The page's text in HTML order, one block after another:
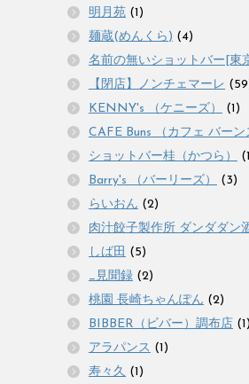
明月苑 (1)
麺蔵(めんくら) (4)
名前の無いショットバー[東
【閉店】ノンチェマーレ
KENNY's （ケニーズ）
(1)
CAFE Buns （カフェ バーン
ショットバー桂（かつら）
Barry's （バーリーズ）
(3)
らいおん (2)
肉汁餃子製作所 ダンダダン
しば田 (5)
_見聞録 (2)
桃園 長崎ちゃんぽん (2)
BIBBER（ビバー）調布店 (1)
アラパンス (1)
寿々久 (1)